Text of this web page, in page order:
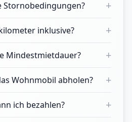
Stornobedingungen? +
inklusive? +
Mindestmietdauer? +
Wohnmobil abholen? +
ich bezahlen? +